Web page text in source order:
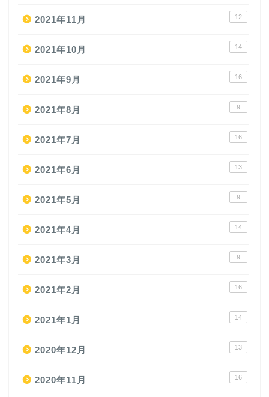
2021年11月 12
2021年10月 14
2021年9月 16
2021年8月 9
2021年7月 16
2021年6月 13
2021年5月 9
2021年4月 14
2021年3月 9
2021年2月 16
2021年1月 14
2020年12月 13
2020年11月 16